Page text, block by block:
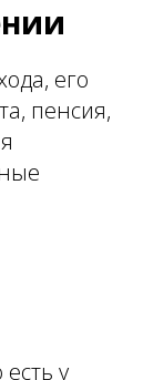
его
пенсия,
у